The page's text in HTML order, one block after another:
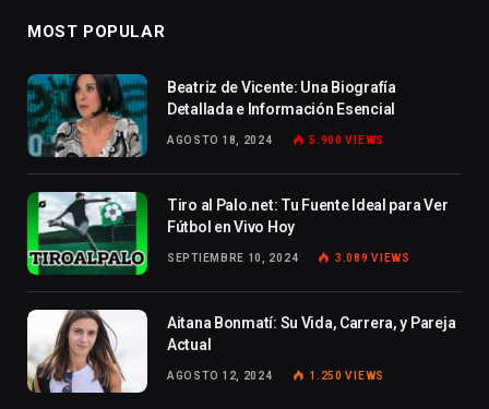
MOST POPULAR
Beatriz de Vicente: Una Biografía
Detallada e Información Esencial
AGOSTO 18, 2024 5.900VIEWS
Tiro al Palo.net: Tu Fuente Ideal para Ver
Fútbol en Vivo Hoy
SEPTIEMBRE 10, 2024 3.089VIEWS
Aitana Bonmatí: Su Vida, Carrera, y Pareja
Actual
AGOSTO 12, 2024 1.250VIEWS